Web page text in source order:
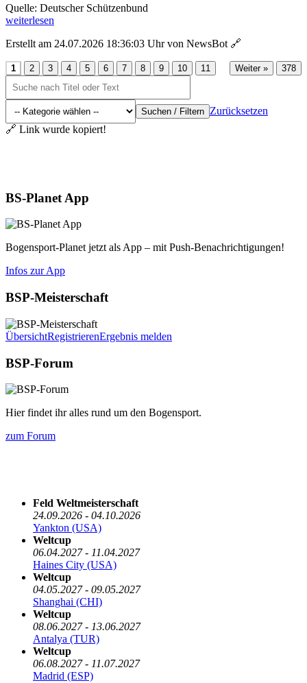
Quelle: Deutscher Schützenbund
weiterlesen
Erstellt am 24.07.2026 18:36:03 Uhr von NewsBot 🔗
1 2 3 4 5 6 7 8 9 10 11 Weiter » 378
Suchen / Filtern Zurücksetzen
🔗 Link wurde kopiert!
BS-Planet App
Bogensport-Planet jetzt als App – mit Push-Benachrichtigungen!
Infos zur App
BSP-Meisterschaft
ÜbersichtRegistrierenErgebnis melden
BSP-Forum
Hier findet ihr alles rund um den Bogensport.
zum Forum
Feld Weltmeisterschaft
24.09.2026 - 04.10.2026
Yankton (USA)
Weltcup
06.04.2027 - 11.04.2027
Haines City (USA)
Weltcup
04.05.2027 - 09.05.2027
Shanghai (CHI)
Weltcup
08.06.2027 - 13.06.2027
Antalya (TUR)
Weltcup
06.08.2027 - 11.07.2027
Madrid (ESP)